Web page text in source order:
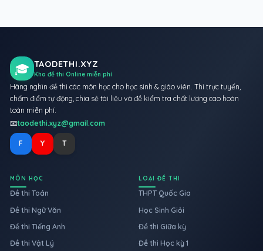
🎓 TAODETHI.XYZ
Kho đề thi Online miễn phí
Hàng nghìn đề thi các môn học cho học sinh & giáo viên. Thi trực tuyến,
chấm điểm tự động, chia sẻ tài liệu và đề kiểm tra chất lượng cao hoàn
toàn miễn phí.
📧taodethi.xyz@gmail.com
F Y T
MÔN HỌC
Đề thi Toán
Đề thi Ngữ Văn
Đề thi Tiếng Anh
Đề thi Vật Lý
LOẠI ĐỀ THI
THPT Quốc Gia
Học Sinh Giỏi
Đề thi Giữa kỳ
Đề thi Học kỳ 1